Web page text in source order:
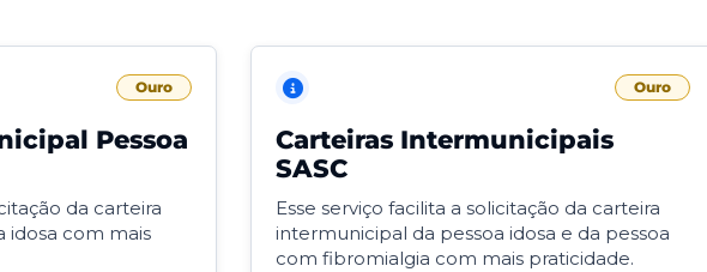
Ouro
Pessoa
da carteira
idosa com mais
Ouro
Carteiras Intermunicipais
SASC
Esse serviço facilita a solicitação da carteira
intermunicipal da pessoa idosa e da pessoa
com fibromialgia com mais praticidade.